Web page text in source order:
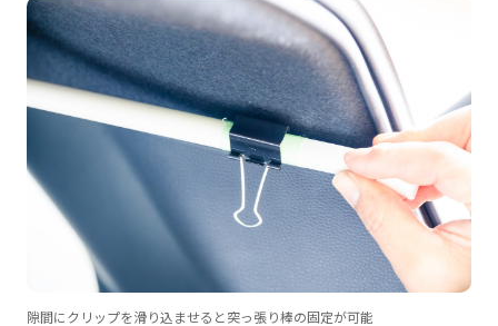
隙間にクリップを滑り込ませると突っ張り棒の固定が可能